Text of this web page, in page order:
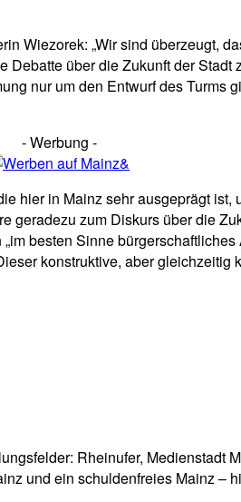
Wiezorek: „Wir sind überzeugt,
über die Zukunft der
nur um den Entwurf des
- Werbung -
hier in Mainz sehr ausgeprägt
geradezu zum Diskurs über die
besten Sinne
konstruktive, aber gleichzeitig
Rheinufer,
und ein schuldenfreies Mainz –